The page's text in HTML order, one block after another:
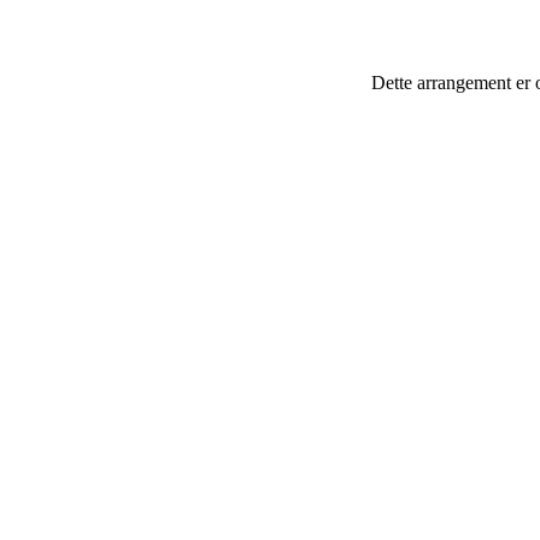
Dette arrangement er